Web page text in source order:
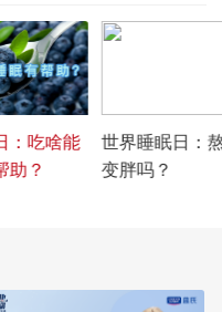
：吃啥能
助？
世界睡眠日：
变胖吗？